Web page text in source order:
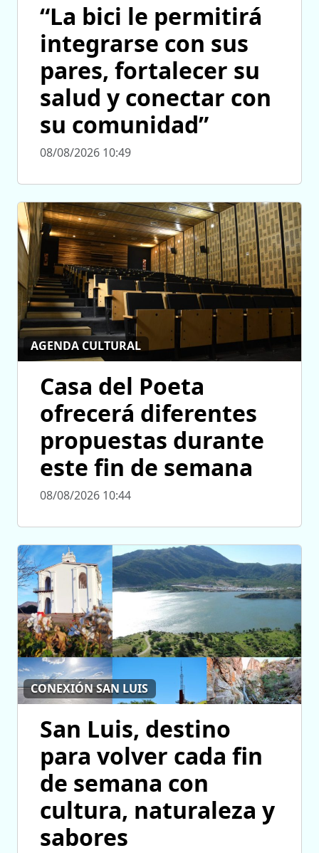
“La bici le permitirá
integrarse con sus
pares, fortalecer su
salud y conectar con
su comunidad”
08/08/2026 10:49
AGENDA CULTURAL
Casa del Poeta
ofrecerá diferentes
propuestas durante
este fin de semana
08/08/2026 10:44
CONEXIÓN SAN LUIS
San Luis, destino
para volver cada fin
de semana con
cultura, naturaleza y
sabores